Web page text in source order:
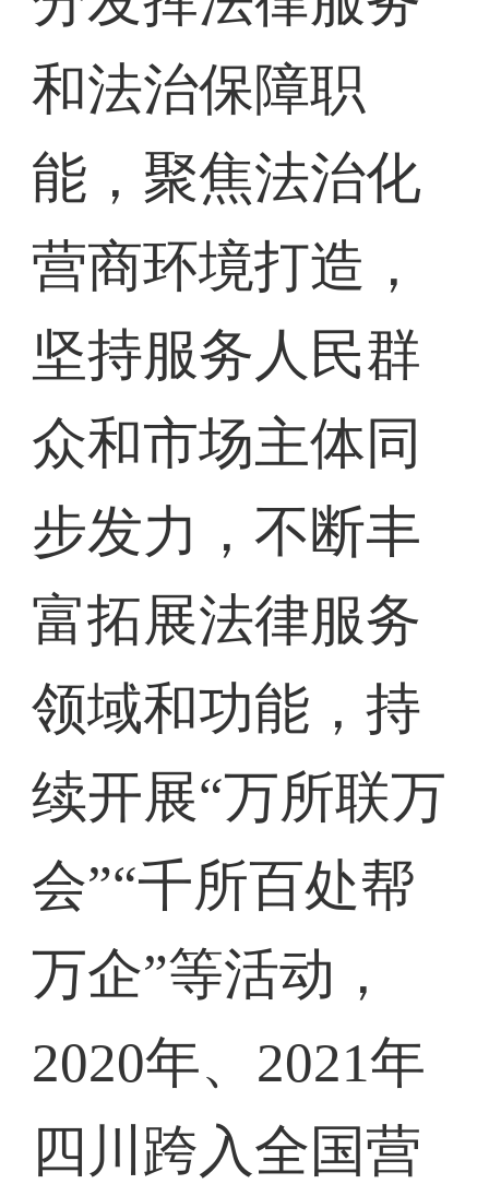
和法治保障职
能，聚焦法治化
营商环境打造，
坚持服务人民群
众和市场主体同
步发力，不断丰
富拓展法律服务
领域和功能，持
续开展“万所联万
会”“千所百处帮
万企”等活动，
2020年、2021年
四川跨入全国营